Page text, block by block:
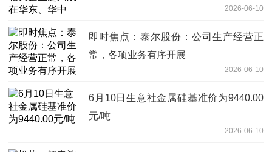
2026-06-10
即时焦点：泰尔股份：公司生产经营正
常，各项业务有序开展
2026-06-10
6月10日生意社金属硅基准价为9440.00
元/吨
2026-06-10